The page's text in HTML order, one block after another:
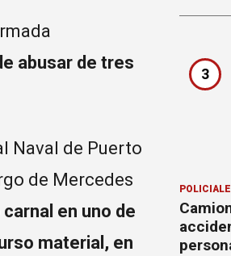
abusar de tres
Naval de Puerto
de Mercedes
en uno de
material, en
3